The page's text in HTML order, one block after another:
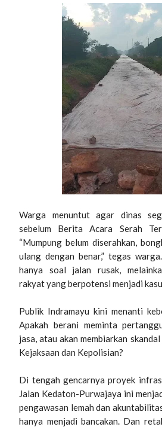
Warga menuntut agar dinas
sebelum Berita Acara Serah
“Mumpung belum diserahkan,
ulang dengan benar,” tegas
hanya soal jalan rusak,
rakyat yang berpotensi menjadi
Publik Indramayu kini menanti
Apakah berani meminta
jasa, atau akan membiarkan
Kejaksaan dan Kepolisian?
Di tengah gencarnya proyek
Jalan Kedaton-Purwajaya ini
pengawasan lemah dan
hanya menjadi bancakan. Dan